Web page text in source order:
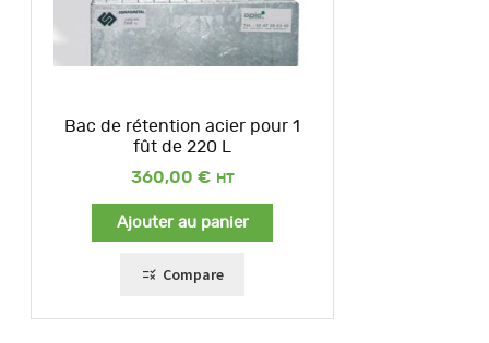
Bac de rétention acier pour 1
fût de 220 L
360,00 €
Ajouter au panier
Compare